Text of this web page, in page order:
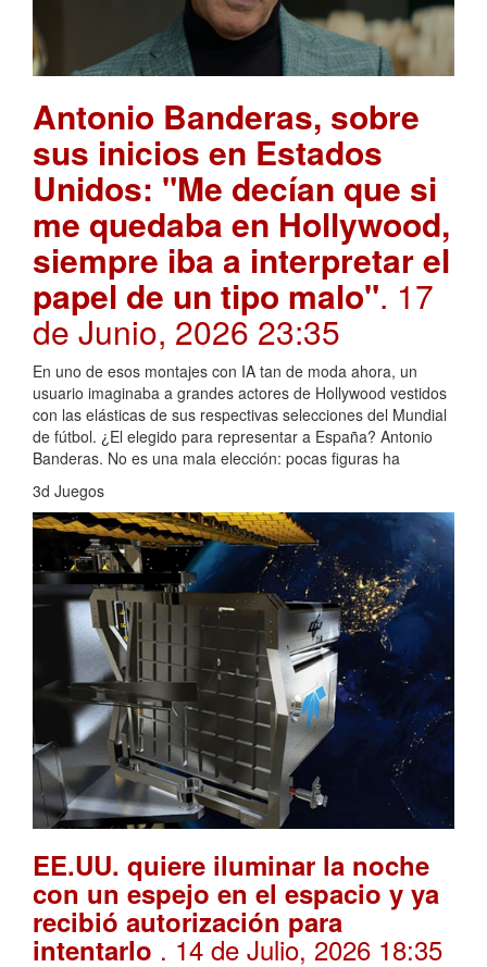
Antonio Banderas, sobre
sus inicios en Estados
Unidos: "Me decían que si
me quedaba en Hollywood,
siempre iba a interpretar el
papel de un tipo malo". 17
de Junio, 2026 23:35
En uno de esos montajes con IA tan de moda ahora, un
usuario imaginaba a grandes actores de Hollywood vestidos
con las elásticas de sus respectivas selecciones del Mundial
de fútbol. ¿El elegido para representar a España? Antonio
Banderas. No es una mala elección: pocas figuras ha
3d Juegos
EE.UU. quiere iluminar la noche
con un espejo en el espacio y ya
recibió autorización para
intentarlo . 14 de Julio, 2026 18:35